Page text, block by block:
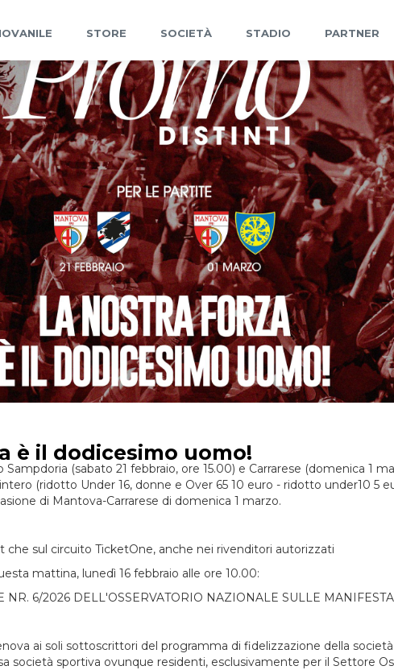
STORE SOCIETÀ STADIO PARTNER
è il dodicesimo uomo!
(sabato 21 febbraio, ore 15.00) e Carrarese (domenica 1
(ridotto Under 16, donne e Over 65 10 euro - ridotto under10 5
di Mantova-Carrarese di domenica 1 marzo.
sul circuito TicketOne, anche nei rivenditori autorizzati
mattina, lunedì 16 febbraio alle ore 10.00:
6/2026 DELL'OSSERVATORIO NAZIONALE SULLE
ai soli sottoscrittori del programma di fidelizzazione della
società sportiva ovunque residenti, esclusivamente per il Settore